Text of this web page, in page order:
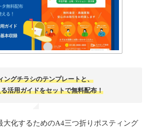
ングチラシのテンプレートと、
活用ガイドをセットで無料配布！
大化するためのA4三つ折りポスティング